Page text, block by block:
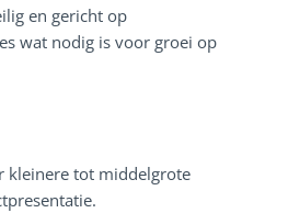
en gericht op
wat nodig is voor groei op
kleinere tot middelgrote